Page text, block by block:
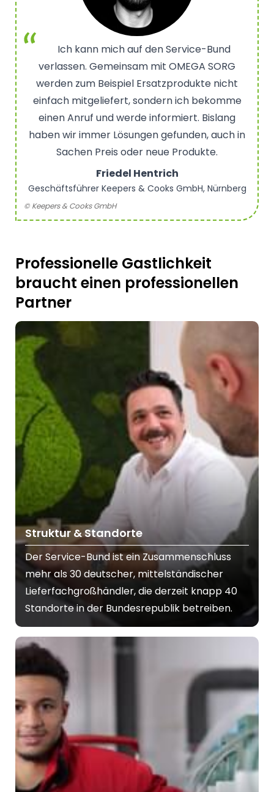
Ich kann mich auf den Service-Bund
verlassen. Gemeinsam mit OMEGA SORG
werden zum Beispiel Ersatzprodukte nicht
einfach mitgeliefert, sondern ich bekomme
einen Anruf und werde informiert. Bislang
haben wir immer Lösungen gefunden, auch in
Sachen Preis oder neue Produkte.
Friedel Hentrich
Geschäftsführer Keepers & Cooks GmbH, Nürnberg
© Keepers & Cooks GmbH
Professionelle Gastlichkeit
braucht einen professionellen
Partner
Struktur & Standorte
Der Service-Bund ist ein Zusammenschluss
mehr als 30 deutscher, mittelständischer
Lieferfachgroßhändler, die derzeit knapp 40
Standorte in der Bundesrepublik betreiben.